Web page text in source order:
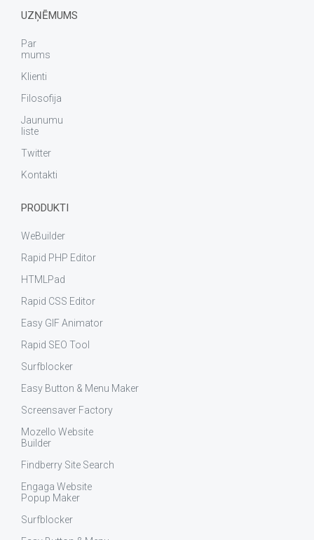
UZŅĒMUMS
Par
mums
Klienti
Filosofija
Jaunumu
liste
Twitter
Kontakti
PRODUKTI
WeBuilder
Rapid PHP Editor
HTMLPad
Rapid CSS Editor
Easy GIF Animator
Rapid SEO Tool
Surfblocker
Easy Button & Menu Maker
Screensaver Factory
Mozello Website
Builder
Findberry Site Search
Engaga Website
Popup Maker
Surfblocker